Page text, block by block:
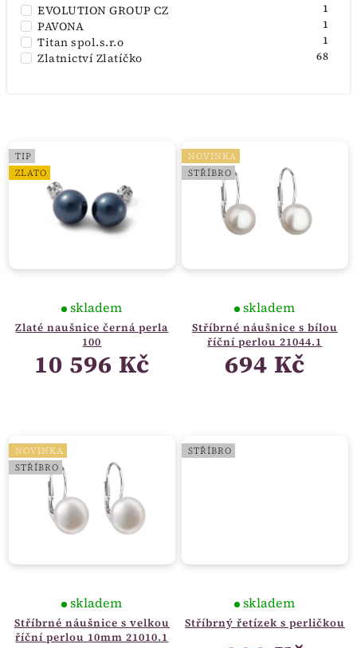
EVOLUTION GROUP CZ 1
PAVONA 1
Titan spol.s.r.o 1
Zlatnictví Zlatíčko 68
TIP
ZLATO
Zlaté naušnice černá perla
100
skladem
10 596 Kč
NOVINKA
STŘÍBRO
Stříbrné náušnice s bílou
říční perlou 21044.1
skladem
694 Kč
NOVINKA
STŘÍBRO
Stříbrné náušnice s velkou
říční perlou 10mm 21010.1
skladem
STŘÍBRO
Stříbrný řetízek s perličkou
skladem